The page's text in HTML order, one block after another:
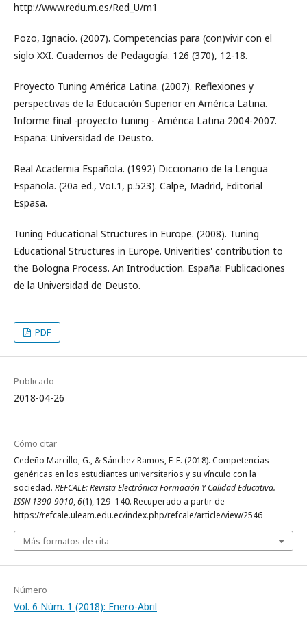
http://www.redu.m.es/Red_U/m1
Pozo, Ignacio. (2007). Competencias para (con)vivir con el
siglo XXI. Cuadernos de Pedagogía. 126 (370), 12-18.
Proyecto Tuning América Latina. (2007). Reflexiones y
perspectivas de la Educación Superior en América Latina.
Informe final -proyecto tuning - América Latina 2004-2007.
España: Universidad de Deusto.
Real Academia Española. (1992) Diccionario de la Lengua
Española. (20a ed., VoI.1, p.523). Calpe, Madrid, Editorial
Espasa.
Tuning Educational Structures in Europe. (2008). Tuning
Educational Structures in Europe. Univerities' contribution to
the Bologna Process. An Introduction. España: Publicaciones
de la Universidad de Deusto.
PDF
Publicado
2018-04-26
Cómo citar
Cedeño Marcillo, G., & Sánchez Ramos, F. E. (2018). Competencias
genéricas en los estudiantes universitarios y su vínculo con la
sociedad. REFCALE: Revista Electrónica Formación Y Calidad Educativa.
ISSN 1390-9010,6(1), 129–140. Recuperado a partir de
https://refcale.uleam.edu.ec/index.php/refcale/article/view/2546
Más formatos de cita
Número
Vol. 6 Núm. 1 (2018): Enero-Abril